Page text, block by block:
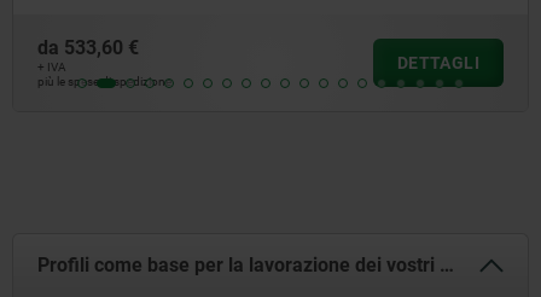
da 650,90 €
+ IVA
più le spese di spedizione
DETTAGLI
Profili come base per la lavorazione dei vostri pezzi